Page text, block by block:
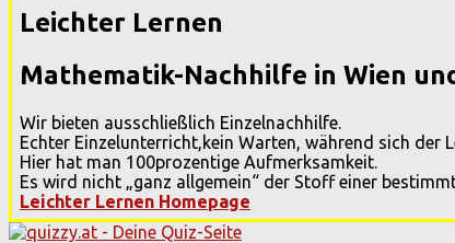
Leichter Lernen
Mathematik-Nachhilfe in Wien
Wir bieten ausschließlich Einzelnachhilfe.
Echter Einzelunterricht,kein Warten, während sich der
Hier hat man 100prozentige Aufmerksamkeit.
Es wird nicht „ganz allgemein“ der Stoff einer
Leichter Lernen Homepage